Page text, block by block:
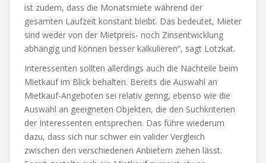
ist zudem, dass die Monatsmiete während der
gesamten Laufzeit konstant bleibt. Das bedeutet, Mieter
sind weder von der Mietpreis- noch Zinsentwicklung
abhängig und können besser kalkulieren“, sagt Lotzkat.
Interessenten sollten allerdings auch die Nachteile beim
Mietkauf im Blick behalten. Bereits die Auswahl an
Mietkauf-Angeboten sei relativ gering, ebenso wie die
Auswahl an geeigneten Objekten, die den Suchkriterien
der Interessenten entsprechen. Das führe wiederum
dazu, dass sich nur schwer ein valider Vergleich
zwischen den verschiedenen Anbietern ziehen lässt.